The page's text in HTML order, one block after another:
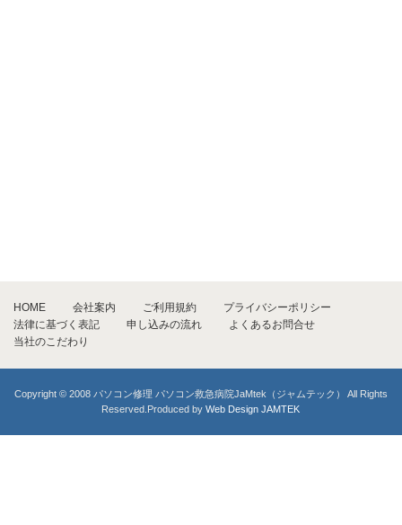
HOME 会社案内 ご利用規約
プライバシーポリシー
法律に基づく表記
申し込みの流れ
よくあるお問合せ
当社のこだわり
Copyright © 2008 パソコン修理 パソコン救急病院JaMtek（ジャムテック） All Rights
Reserved.Produced byWeb Design JAMTEK